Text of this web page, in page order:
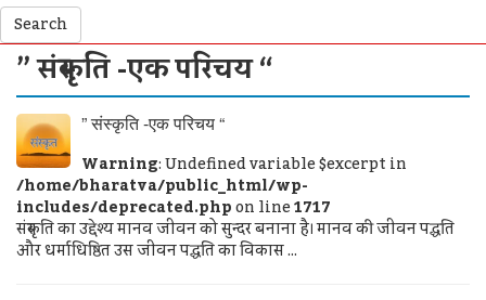
” संस्कृति -एक परिचय “
” संस्कृति -एक परिचय “
Warning: Undefined variable $excerpt in
/home/bharatva/public_html/wp-
includes/deprecated.phpon line1717
संस्कृति का उद्देश्य मानव जीवन को सुन्दर बनाना है। मानव की जीवन पद्धति
और धर्माधिष्ठित उस जीवन पद्धति का विकास ...